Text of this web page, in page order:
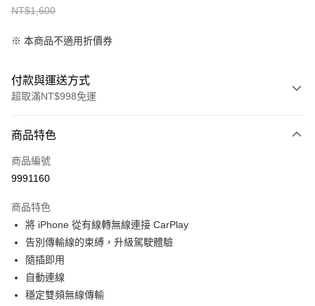
NT$1,600
※ 本商品不適用折價券
付款與運送方式
超取滿NT$998免運
信用卡一次付款
超商取貨付款
Apple Pay
街口支付
悠遊付
Google Pay
商品特色
商品編號
9991160
商品特色
將 iPhone 從有線轉無線連接 CarPlay
告別傳輸線的束縛，升級駕駛體驗
隨插即用
自動連線
穩定雙頻無線傳輸